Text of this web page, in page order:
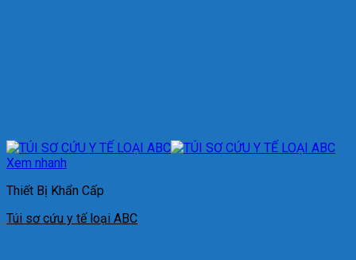
Xem nhanh
Thiết Bị Khẩn Cấp
Túi sơ cứu y tế loại ABC